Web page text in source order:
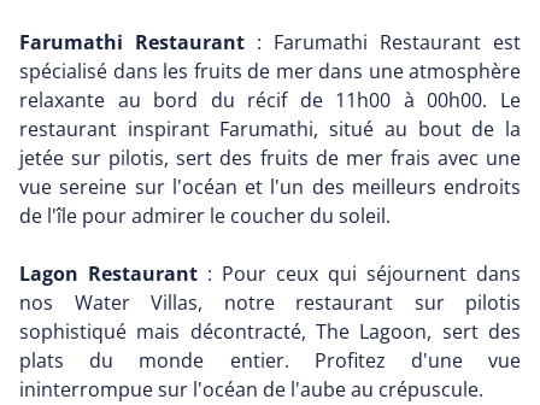
Farumathi Restaurant : Farumathi Restaurant est
spécialisé dans les fruits de mer dans une atmosphère
relaxante au bord du récif de 11h00 à 00h00. Le
restaurant inspirant Farumathi, situé au bout de la
jetée sur pilotis, sert des fruits de mer frais avec une
vue sereine sur l'océan et l'un des meilleurs endroits
de l'île pour admirer le coucher du soleil.
Lagon Restaurant : Pour ceux qui séjournent dans
nos Water Villas, notre restaurant sur pilotis
sophistiqué mais décontracté, The Lagoon, sert des
plats du monde entier. Profitez d'une vue
ininterrompue sur l'océan de l'aube au crépuscule.